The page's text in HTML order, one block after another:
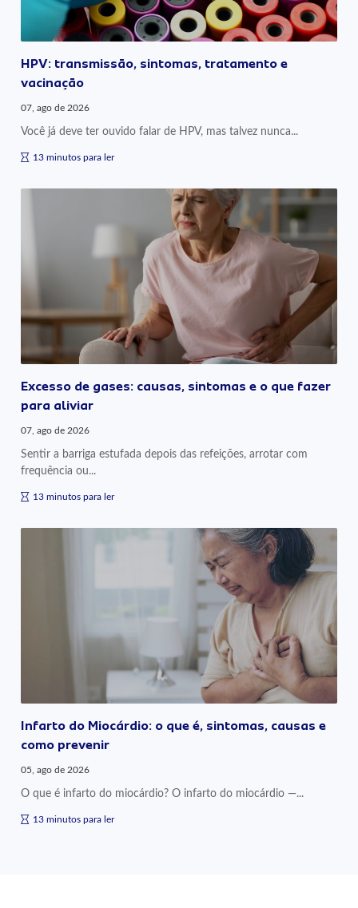
HPV: transmissão, sintomas, tratamento e
vacinação
07, ago de 2026
Você já deve ter ouvido falar de HPV, mas talvez nunca...
13 minutos para ler
Excesso de gases: causas, sintomas e o que fazer
para aliviar
07, ago de 2026
Sentir a barriga estufada depois das refeições, arrotar com
frequência ou...
13 minutos para ler
Infarto do Miocárdio: o que é, sintomas, causas e
como prevenir
05, ago de 2026
O que é infarto do miocárdio? O infarto do miocárdio —...
13 minutos para ler